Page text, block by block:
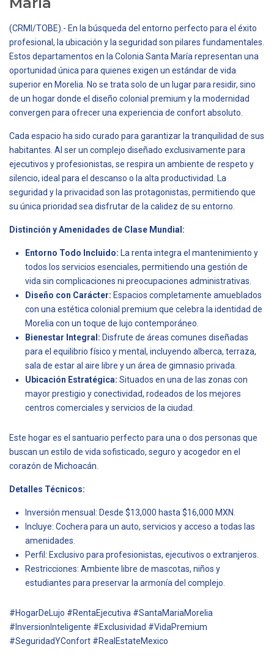
(CRMI/TOBE).- En la búsqueda del entorno perfecto para el éxito
profesional, la ubicación y la seguridad son pilares fundamentales.
Estos departamentos en la Colonia Santa María representan una
oportunidad única para quienes exigen un estándar de vida
superior en Morelia. No se trata solo de un lugar para residir, sino
de un hogar donde el diseño colonial premium y la modernidad
convergen para ofrecer una experiencia de confort absoluto.
Cada espacio ha sido curado para garantizar la tranquilidad de sus
habitantes. Al ser un complejo diseñado exclusivamente para
ejecutivos y profesionistas, se respira un ambiente de respeto y
silencio, ideal para el descanso o la alta productividad. La
seguridad y la privacidad son las protagonistas, permitiendo que
su única prioridad sea disfrutar de la calidez de su entorno.
Distinción y Amenidades de Clase Mundial:
Entorno Todo Incluido: La renta integra el mantenimiento y
todos los servicios esenciales, permitiendo una gestión de
vida sin complicaciones ni preocupaciones administrativas.
Diseño con Carácter: Espacios completamente amueblados
con una estética colonial premium que celebra la identidad de
Morelia con un toque de lujo contemporáneo.
Bienestar Integral: Disfrute de áreas comunes diseñadas
para el equilibrio físico y mental, incluyendo alberca, terraza,
sala de estar al aire libre y un área de gimnasio privada.
Ubicación Estratégica: Situados en una de las zonas con
mayor prestigio y conectividad, rodeados de los mejores
centros comerciales y servicios de la ciudad.
Este hogar es el santuario perfecto para una o dos personas que
buscan un estilo de vida sofisticado, seguro y acogedor en el
corazón de Michoacán.
Detalles Técnicos:
Inversión mensual: Desde $13,000 hasta $16,000 MXN.
Incluye: Cochera para un auto, servicios y acceso a todas las
amenidades.
Perfil: Exclusivo para profesionistas, ejecutivos o extranjeros.
Restricciones: Ambiente libre de mascotas, niños y
estudiantes para preservar la armonía del complejo.
#HogarDeLujo #RentaEjecutiva #SantaMariaMorelia
#InversionInteligente #Exclusividad #VidaPremium
#SeguridadYConfort #RealEstateMexico